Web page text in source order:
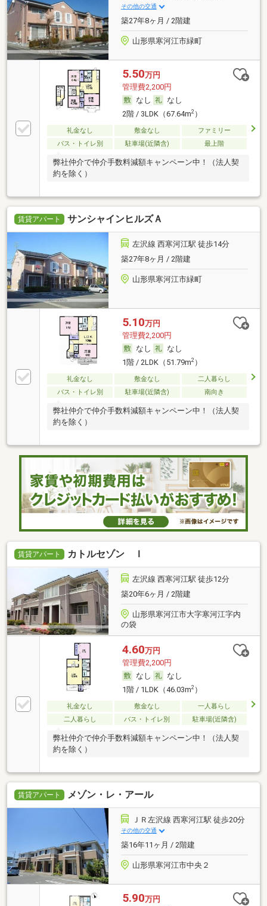
その他の交通
築27年8ヶ月 / 2階建
山形県寒河江市緑町
5.50万円
管理費2,200円
なし
なし
2階 / 3LDK（67.64m2）
礼金なし 敷金なし
ファミリー
バス・トイレ別
駐車場(近隣含) 最上階
弊社仲介で仲介手数料減額キャンペーン中！（法人契
約を除く）
賃貸アパート サンシャインヒルズＡ
左沢線 西寒河江駅 徒歩14分
築27年8ヶ月 / 2階建
山形県寒河江市緑町
5.10万円
管理費2,200円
なし
なし
1階 / 2LDK（51.79m2）
礼金なし 敷金なし
二人暮らし
バス・トイレ別
駐車場(近隣含) 南向き
弊社仲介で仲介手数料減額キャンペーン中！（法人契
約を除く）
賃貸アパート カトルセゾン Ｉ
左沢線 西寒河江駅 徒歩12分
築20年6ヶ月 / 2階建
山形県寒河江市大字寒河江字内
の袋
4.60万円
管理費2,200円
なし
なし
1階 / 1LDK（46.03m2）
礼金なし 敷金なし
一人暮らし
二人暮らし
バス・トイレ別 駐車場(近隣含)
弊社仲介で仲介手数料減額キャンペーン中！（法人契
約を除く）
賃貸アパート メゾン・レ・アール
ＪＲ左沢線 西寒河江駅 徒歩20分
その他の交通
築16年11ヶ月 / 2階建
山形県寒河江市中央２
5.90万円